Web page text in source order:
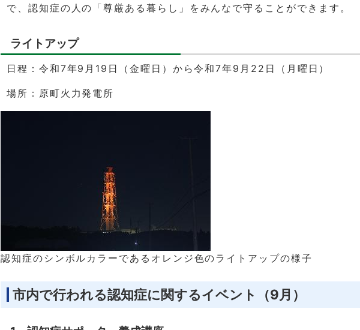
で、認知症の人の「尊厳ある暮らし」をみんなで守ることができます。
ライトアップ
日程：令和7年9月19日（金曜日）から令和7年9月22日（月曜日）
場所：原町火力発電所
認知症のシンボルカラーであるオレンジ色のライトアップの様子
市内で行われる認知症に関するイベント（9月）